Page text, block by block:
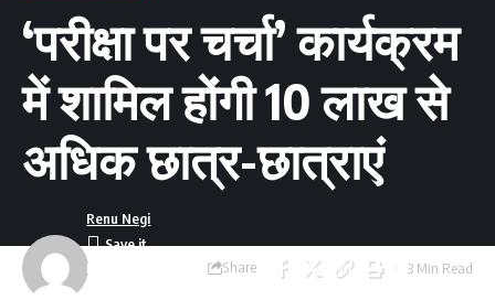
‘परीक्षा पर चर्चा’ कार्यक्रम
में शामिल होंगी 10 लाख से
अधिक छात्र-छात्राएं
Last updated:
Renu Negi
Share 3 Min Read